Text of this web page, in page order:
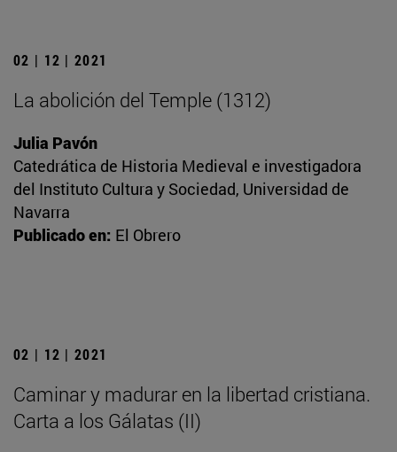
02 | 12 | 2021
La abolición del Temple (1312)
Julia Pavón
Catedrática de Historia Medieval e investigadora
del Instituto Cultura y Sociedad, Universidad de
Navarra
Publicado en: El Obrero
02 | 12 | 2021
Caminar y madurar en la libertad cristiana.
Carta a los Gálatas (II)